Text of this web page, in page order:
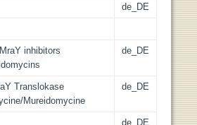
de_DE
inhibitors
de_DE
Translokase
Mureidomycine
de_DE
de_DE